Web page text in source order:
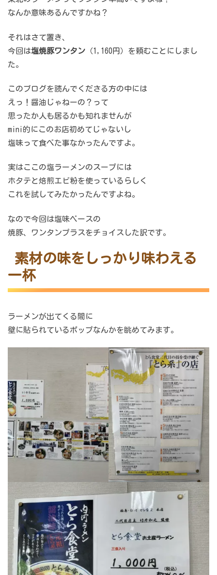
なんか意味あるんですかね？
それはさて置き、
今回は塩焼豚ワンタン （1,160円）を頼むことにしまし
た。
このブログを読んでくださる方の中には
えっ！醤油じゃねーの？って
思ったか人も居るかも知れませんが
mini的にこのお店初めてじゃないし
塩味って食べた事なかったんですよ。
実はここの塩ラーメンのスープには
ホタテと焙煎エビ粉を使っているらしく
これを試してみたかったんですよね。
なので今回は塩味ベースの
焼豚、ワンタンプラスをチョイスした訳です。
素材の味をしっかり味わえる
一杯
ラーメンが出てくる間に
壁に貼られているポップなんかを眺めてみます。